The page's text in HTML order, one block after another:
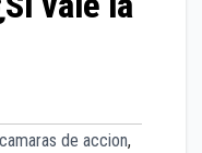
de accion,